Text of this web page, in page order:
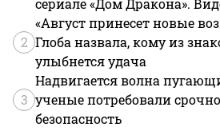
сериале «Дом Дракона».
2
«Август принесет новые
Глоба назвала, кому из
улыбнется удача
3
Надвигается волна
ученые потребовали
безопасность